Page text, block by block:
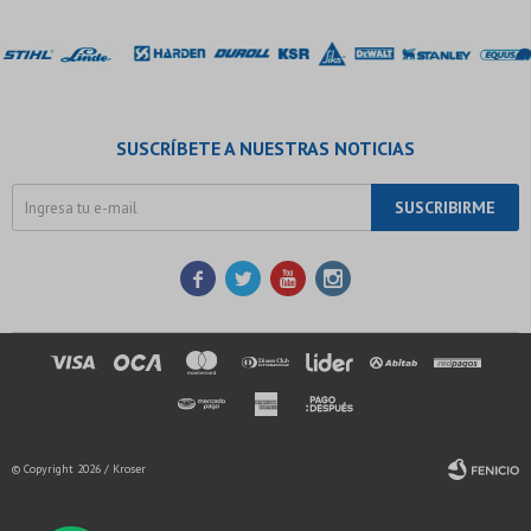
SUSCRÍBETE A NUESTRAS NOTICIAS
SUSCRIBIRME
   
© Copyright 2026 / Kroser